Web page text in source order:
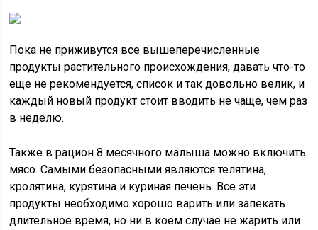
Пока не приживутся все вышеперечисленные
продукты растительного происхождения, давать что-то
еще не рекомендуется, список и так довольно велик, и
каждый новый продукт стоит вводить не чаще, чем раз
в неделю.
Также в рацион 8 месячного малыша можно включить
мясо. Самыми безопасными являются телятина,
кролятина, курятина и куриная печень. Все эти
продукты необходимо хорошо варить или запекать
длительное время, но ни в коем случае не жарить или